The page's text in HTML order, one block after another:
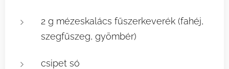
2 g mézeskalács fűszerkeverék (fahéj,
szegfűszeg, gyömbér)
csipet só